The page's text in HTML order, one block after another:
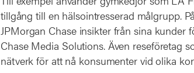
tillgång till en hälsointresserad målgrupp.
JPMorgan Chase insikter från sina kunder
Chase Media Solutions. Även reseföretag
nätverk för att nå konsumenter vid olika